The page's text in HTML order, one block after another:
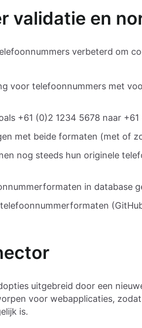
validatie en
verbeterd om
voor telefoonnummers met
+61 (0)2 1234 5678 naar +61
met beide formaten (met of
nog steeds hun originele
in database
uitgebreid door een
voor webapplicaties,
is.